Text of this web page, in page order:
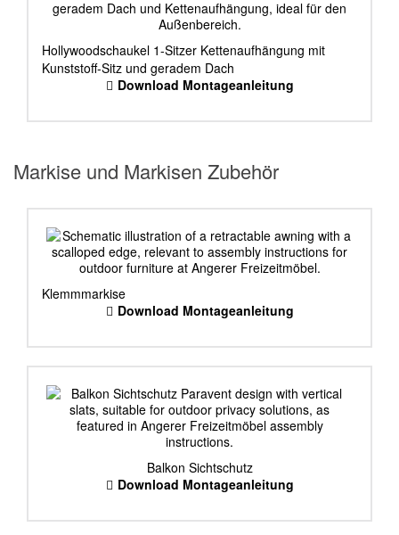
Hollywoodschaukel 1-Sitzer Kettenaufhängung mit
Kunststoff-Sitz und geradem Dach
Download Montageanleitung
Markise und Markisen Zubehör
Klemmmarkise
Download Montageanleitung
Balkon Sichtschutz
Download Montageanleitung